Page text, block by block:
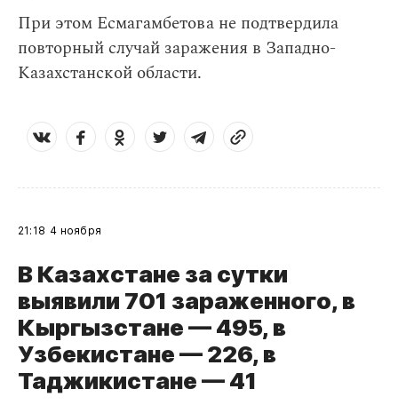
При этом Есмагамбетова не подтвердила
повторный случай заражения в Западно-
Казахстанской области.
21:18 4 ноября
В Казахстане за сутки
выявили 701 зараженного, в
Кыргызстане — 495, в
Узбекистане — 226, в
Таджикистане— 41